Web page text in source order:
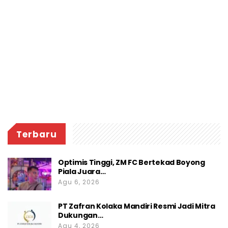
Terbaru
Optimis Tinggi, ZM FC Bertekad Boyong
Piala Juara…
Agu 6, 2026
PT Zafran Kolaka Mandiri Resmi Jadi Mitra
Dukungan…
Agu 4, 2026